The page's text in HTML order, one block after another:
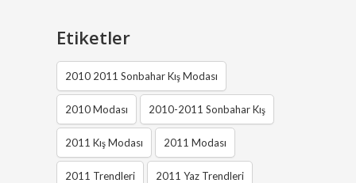
Etiketler
2010 2011 Sonbahar Kış Modası
2010 Modası 2010-2011 Sonbahar Kış
2011 Kış Modası 2011 Modası
2011 Trendleri 2011 Yaz Trendleri